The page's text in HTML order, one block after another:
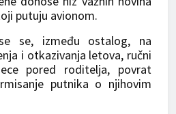
putuju avionom.
se, između ostalog, na
i otkazivanja letova, ručni
pored roditelja, povrat
putnika o njihovim